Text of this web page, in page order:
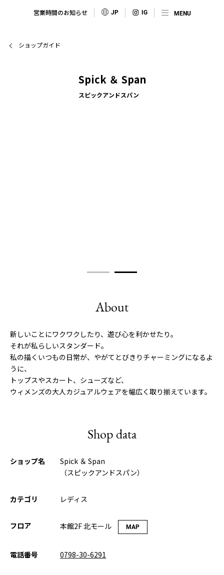
営業時間のお知らせ JP
ショップガイド
Spick ＆ Span
スピックアンドスパン
About
新しいことにワクワクしたり、遊び心を利かせたり。
それが私らしいスタンダード。
私の描くいつもの日常が、やがてとびきりチャーミングになるよ
うに、
トップスやスカート、シューズなど、
ウィメンズの大人カジュアルウェアを幅広く取り揃えています。
Shop data
ショップ名
Spick ＆ Span
（スピックアンドスパン）
カテゴリ レディス
フロア 本館2F 北モール MAP
電話番号 0798-30-6291